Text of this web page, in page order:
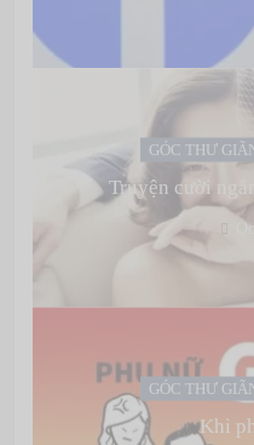
GÓC THƯ
Truyện cười
GÓC THƯ
Khi